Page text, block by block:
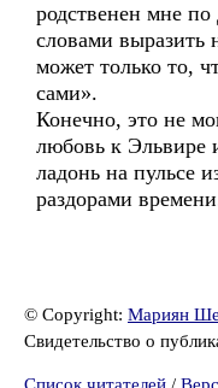
родственен мне по
словами
может только то,
сами».
Конечно, это не
любовь к Эльвире
ладонь на пульсе
раздорами
© Copyright: Мариян
Свидетельство о